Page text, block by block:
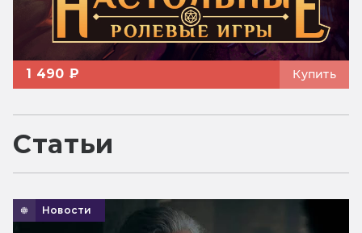
1 490 ₽ Купить
Статьи
Новости